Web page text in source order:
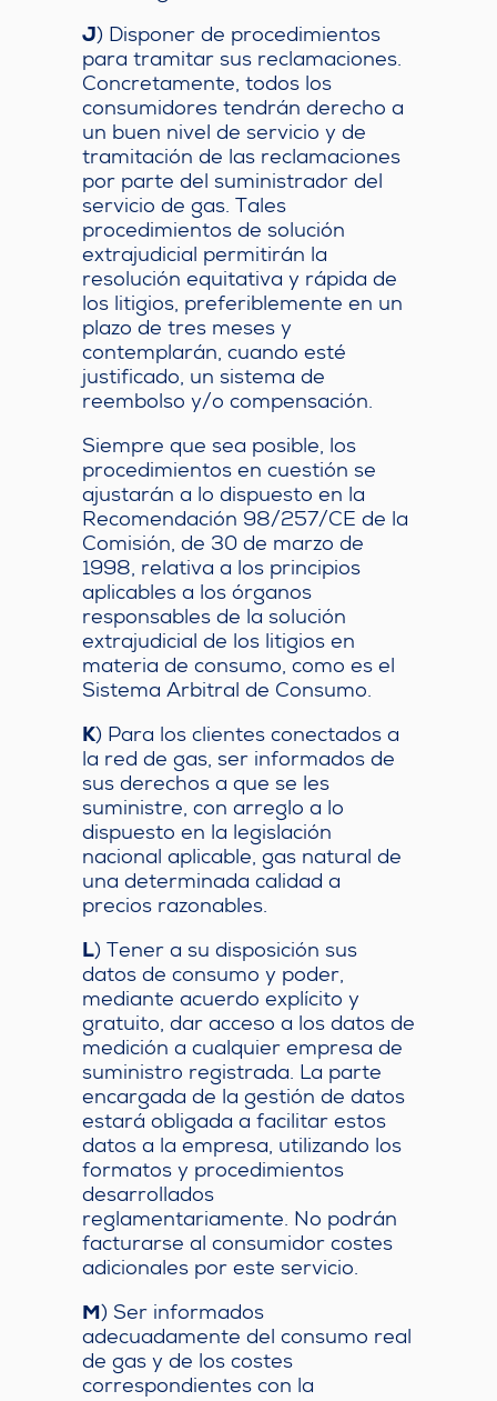
J) Disponer de procedimientos
para tramitar sus reclamaciones.
Concretamente, todos los
consumidores tendrán derecho a
un buen nivel de servicio y de
tramitación de las reclamaciones
por parte del suministrador del
servicio de gas. Tales
procedimientos de solución
extrajudicial permitirán la
resolución equitativa y rápida de
los litigios, preferiblemente en un
plazo de tres meses y
contemplarán, cuando esté
justificado, un sistema de
reembolso y/o compensación.
Siempre que sea posible, los
procedimientos en cuestión se
ajustarán a lo dispuesto en la
Recomendación 98/257/CE de la
Comisión, de 30 de marzo de
1998, relativa a los principios
aplicables a los órganos
responsables de la solución
extrajudicial de los litigios en
materia de consumo, como es el
Sistema Arbitral de Consumo.
K) Para los clientes conectados a
la red de gas, ser informados de
sus derechos a que se les
suministre, con arreglo a lo
dispuesto en la legislación
nacional aplicable, gas natural de
una determinada calidad a
precios razonables.
L) Tener a su disposición sus
datos de consumo y poder,
mediante acuerdo explícito y
gratuito, dar acceso a los datos de
medición a cualquier empresa de
suministro registrada. La parte
encargada de la gestión de datos
estará obligada a facilitar estos
datos a la empresa, utilizando los
formatos y procedimientos
desarrollados
reglamentariamente. No podrán
facturarse al consumidor costes
adicionales por este servicio.
M) Ser informados
adecuadamente del consumo real
de gas y de los costes
correspondientes con la